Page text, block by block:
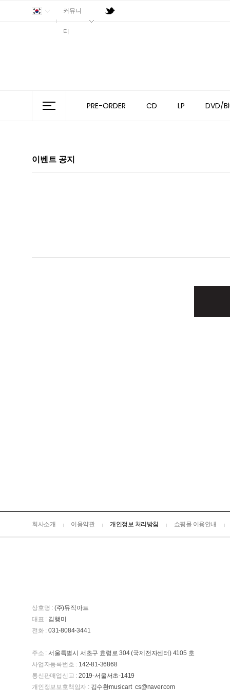
커뮤니
티
PRE-ORDER CD LP DVD/
이벤트 공지
회사소개 이용약관 개인정보 처리방침 쇼핑몰 이용안내
상호명 : (주)뮤직아트
대표 : 김행미
전화 : 031-8084-3441
주소 : 서울특별시 서초구 효령로 304 (국제전자센터) 4105 호
사업자등록번호 : 142-81-36868
통신판매업신고 :2019-서울서초-1419
개인정보보호책임자 :김수환musicart_cs@naver.com